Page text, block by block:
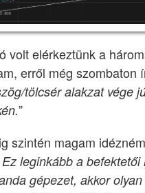
volt elérkeztünk a
erről még szombaton
tölcsér alakzat vége
”
szintén magam
leginkább a
gépezet, akkor